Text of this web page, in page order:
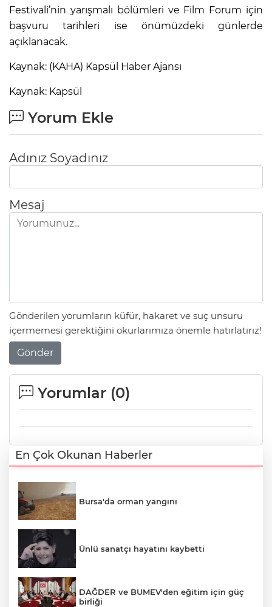
Festivali’nin yarışmalı bölümleri ve Film Forum için
başvuru tarihleri ise önümüzdeki günlerde
açıklanacak.
Kaynak: (KAHA) Kapsül Haber Ajansı
Kaynak: Kapsül
Yorum Ekle
Adınız Soyadınız
Mesaj
Gönderilen yorumların küfür, hakaret ve suç unsuru
içermemesi gerektiğini okurlarımıza önemle hatırlatırız!
Gönder
Yorumlar (0)
En Çok Okunan Haberler
Bursa'da orman yangını
Ünlü sanatçı hayatını kaybetti
DAĞDER ve BUMEV'den eğitim için güç
birliği